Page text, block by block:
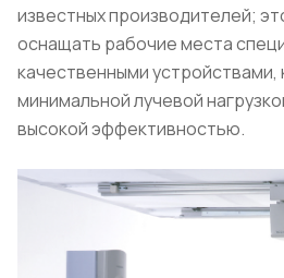
известных производителей;
оснащать рабочие места
качественными
минимальной лучевой
высокой эффективностью.